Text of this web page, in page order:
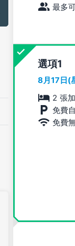
最多
選項
8月17日(
2 張
免費
免費